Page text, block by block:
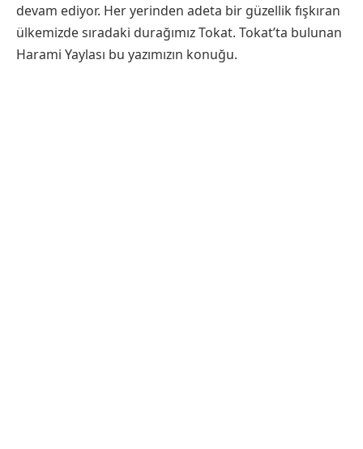
devam ediyor. Her yerinden adeta bir güzellik fışkıran
ülkemizde sıradaki durağımız Tokat. Tokat’ta bulunan
Harami Yaylası bu yazımızın konuğu.